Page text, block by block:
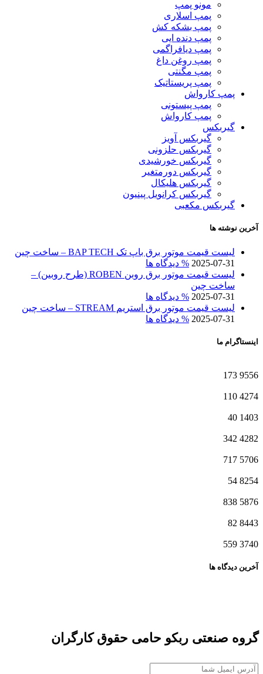
مونو پمپ
پمپ اسلاری
پمپ بشکه کش
پمپ دنده ایی
پمپ دیافراگمی
پمپ روغن داغ
پمپ مگنتی
پمپ پریستاتیک
پمپ کارواش
پمپ پیستونی
پمپ کارواش
گیربکس
گیربکس آویز
گیربکس حلزونی
گیربکس خورشیدی
گیربکس دورمتغیر
گیربکس هلیکال
گیربکس کرانویل پینیون
گیربکس مکعبی
آخرین نوشته ها
لیست قیمت موتور برق باپ تک BAP TECH – ساخت چین
2025-07-31 % دیدگاه ها
لیست قیمت موتور برق روبن ROBEN (طرح روبین) –
ساخت چین
2025-07-31 % دیدگاه ها
لیست قیمت موتور برق استریم STREAM – ساخت چین
2025-07-31 % دیدگاه ها
اینستاگرام ما
9556
173
4274
110
1403
40
4282
342
5706
717
8254
54
5876
838
8443
82
3740
559
آخرین دیدگاه ها
گروه صنعتی ربکو حامی حقوق کارگران